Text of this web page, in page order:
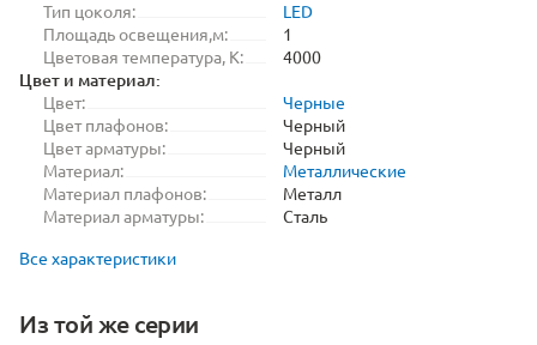
Тип цоколя:
LED
Площадь освещения,м:
1
Цветовая температура, K:
4000
Цвет и материал:
Цвет:
Черные
Цвет плафонов:
Черный
Цвет арматуры:
Черный
Материал:
Металлические
Материал плафонов:
Металл
Материал арматуры:
Сталь
Все характеристики
Из той же серии